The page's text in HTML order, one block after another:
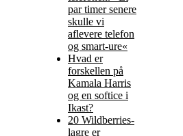
par timer senere
skulle vi
aflevere telefon
og smart-ure«
Hvad er
forskellen på
Kamala Harris
og en softice i
Ikast?
20 Wildberries-
lagre er